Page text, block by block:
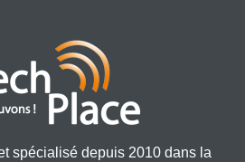
spécialisé depuis 2010 dans la